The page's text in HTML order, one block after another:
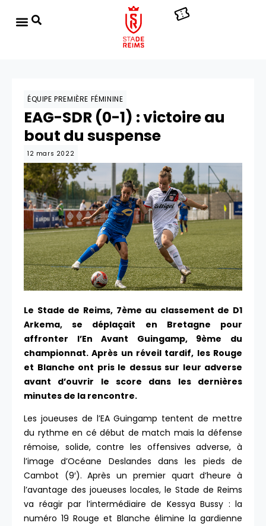
ÉQUIPE PREMIÈRE FÉMININE
EAG-SDR (0-1) : victoire au
bout du suspense
12 mars 2022
Le Stade de Reims, 7ème au classement de D1
Arkema, se déplaçait en Bretagne pour
affronter l’En Avant Guingamp, 9ème du
championnat. Après un réveil tardif, les Rouge
et Blanche ont pris le dessus sur leur adverse
avant d’ouvrir le score dans les dernières
minutes de la rencontre.
Les joueuses de l’EA Guingamp tentent de mettre
du rythme en cé début de match mais la défense
rémoise, solide, contre les offensives adverse, à
l’image d’Océane Deslandes dans les pieds de
Cambot (9′). Après un premier quart d’heure à
l’avantage des joueuses locales, le Stade de Reims
va réagir par l’intermédiaire de Kessya Bussy : la
numéro 19 Rouge et Blanche élimine la gardienne